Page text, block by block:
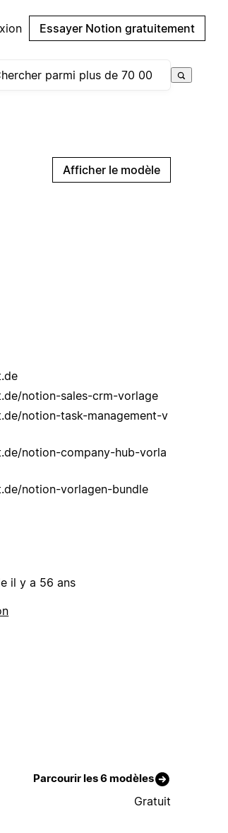
Essayer Notion gratuitement
Afficher le modèle
notion-sales-crm-vorlage
notion-task-management-v
notion-company-hub-vorla
notion-vorlagen-bundle
il y a 56 ans
Parcourir les 6 modèles
Gratuit